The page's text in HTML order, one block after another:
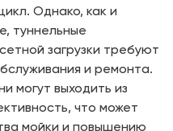
Однако, как и
туннельные
загрузки требуют
и ремонта.
могут выходить из
что может
мойки и повышению